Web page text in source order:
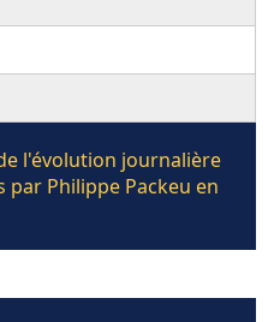
l'évolution journalière
par Philippe Packeu en